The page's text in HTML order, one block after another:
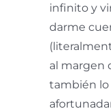
infinito y
darme
al margen
también lo